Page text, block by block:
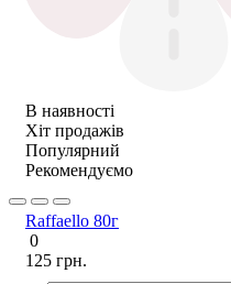
В наявності
Хіт продажів
Популярний
Рекомендуємо
Raffaello 80г
0
125 грн.